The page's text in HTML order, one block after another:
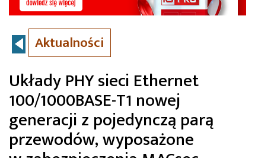
Aktualności
Układy PHY sieci Ethernet
100/1000BASE-T1 nowej
generacji z pojedynczą parą
przewodów, wyposażone